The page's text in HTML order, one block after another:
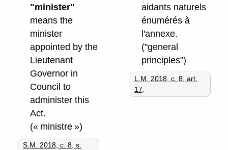
"minister"
means the
minister
appointed by the
Lieutenant
Governor in
Council to
administer this
Act.
(« ministre »)
S.M. 2018, c. 8, s.
aidants naturels
énumérés à
l'annexe.
("general
principles")
L.M. 2018, c. 8, art.
17